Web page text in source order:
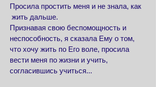
Просила простить меня и не знала, как
жить дальше.
Признавая свою беспомощность и
неспособность, я сказала Ему о том,
что хочу жить по Его воле, просила
вести меня по жизни и учить,
согласившись учиться...